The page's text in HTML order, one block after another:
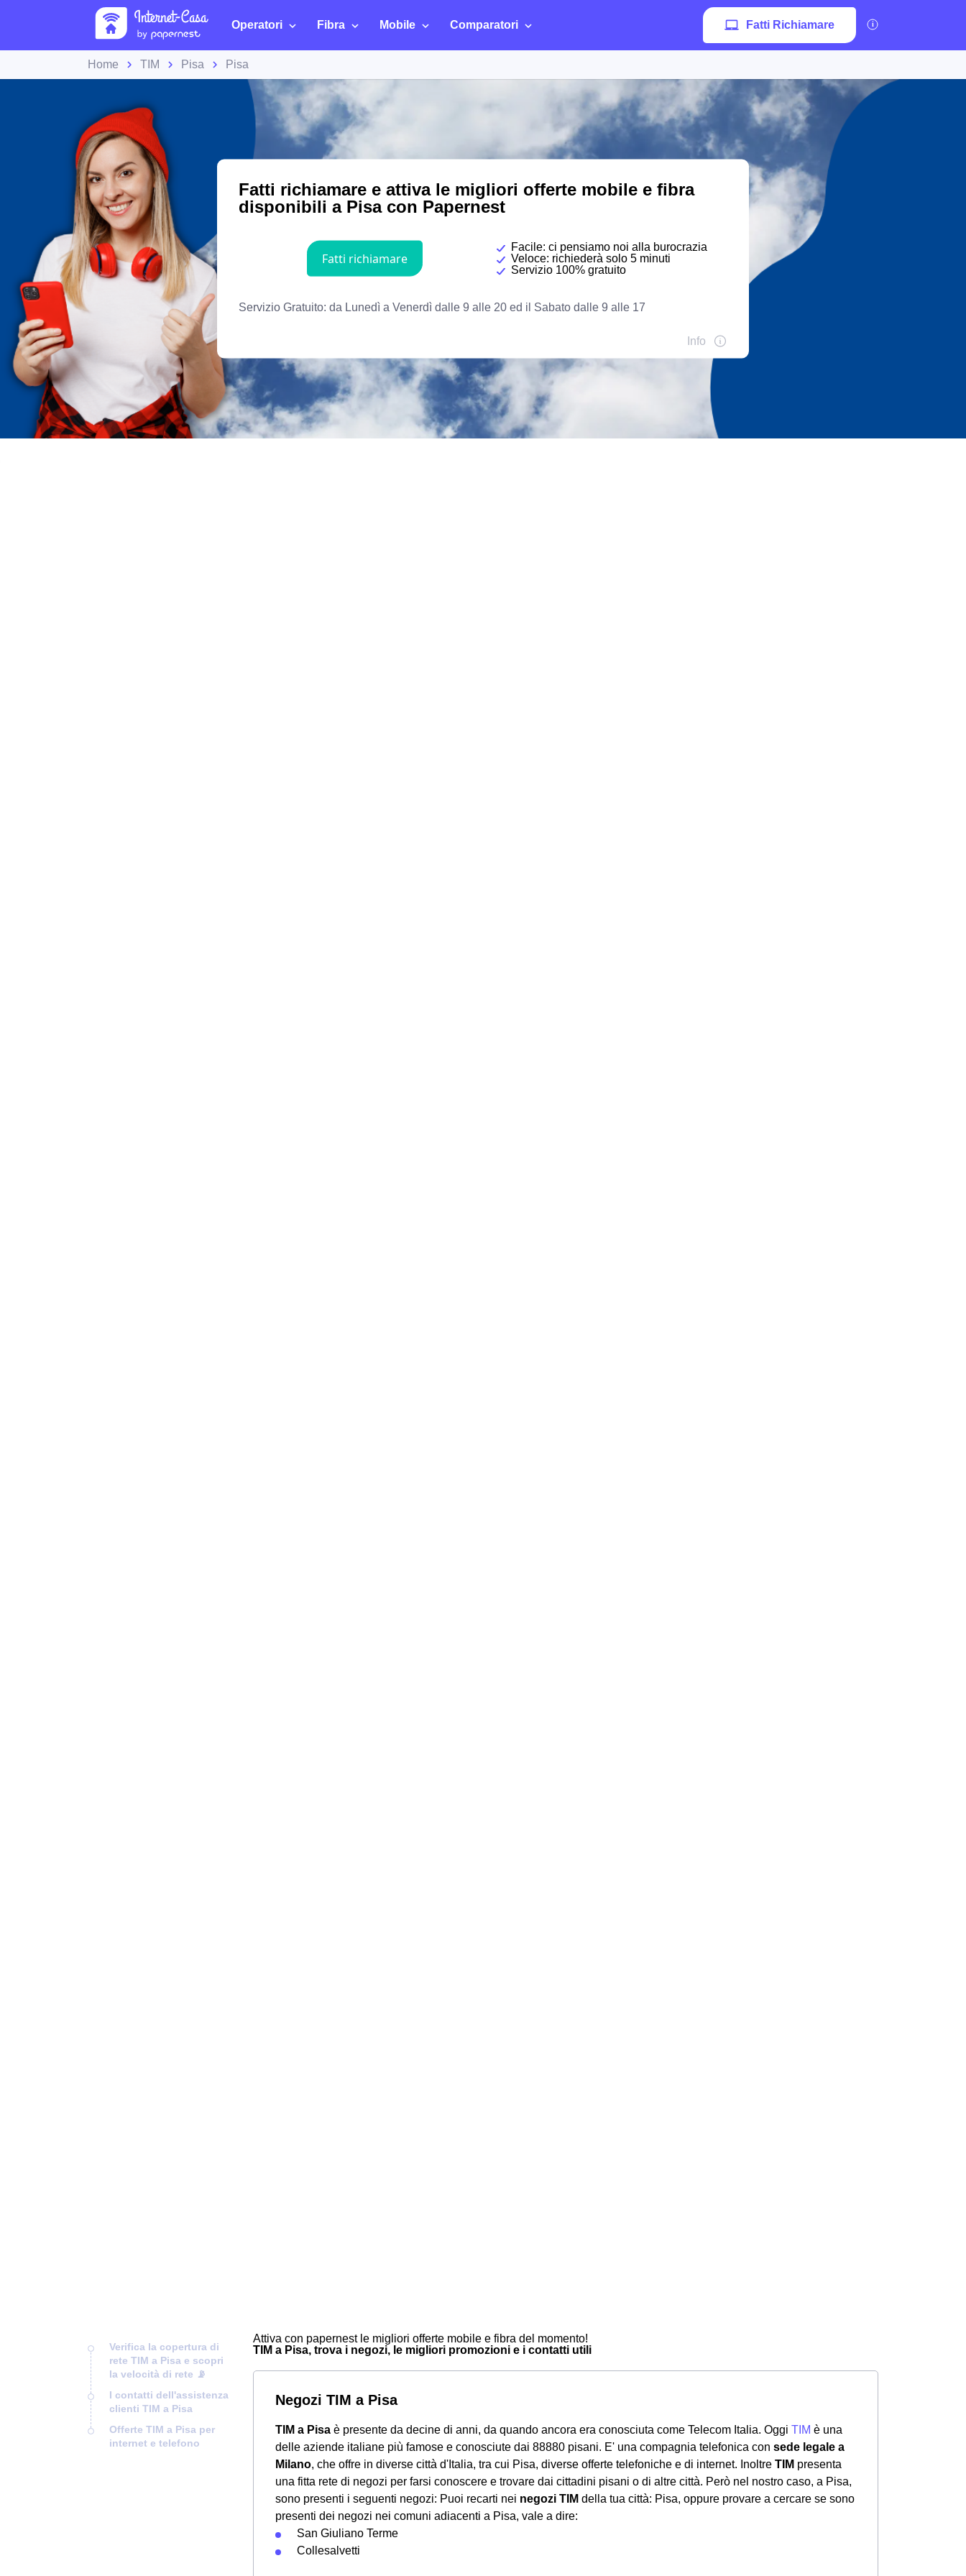
Operatori Fibra Mobile Comparatori Fatti Richiamare
Home TIM Pisa Pisa
Verifica la copertura di
rete TIM a Pisa e scopri
la velocità di rete 📡
I contatti dell'assistenza
clienti TIM a Pisa
Offerte TIM a Pisa per
internet e telefono
Attiva con papernest le migliori offerte mobile e fibra del momento!
TIM a Pisa, trova i negozi, le migliori promozioni e i contatti utili
Negozi TIM a Pisa
TIM a Pisa è presente da decine di anni, da quando ancora era conosciuta come Telecom Italia. Oggi TIM è una
delle aziende italiane più famose e conosciute dai 88880 pisani. E' una compagnia telefonica con sede legale a
Milano, che offre in diverse città d'Italia, tra cui Pisa, diverse offerte telefoniche e di internet. Inoltre TIM presenta
una fitta rete di negozi per farsi conoscere e trovare dai cittadini pisani o di altre città. Però nel nostro caso, a Pisa,
sono presenti i seguenti negozi: Puoi recarti nei negozi TIM della tua città: Pisa, oppure provare a cercare se sono
presenti dei negozi nei comuni adiacenti a Pisa, vale a dire:
San Giuliano Terme
Collesalvetti